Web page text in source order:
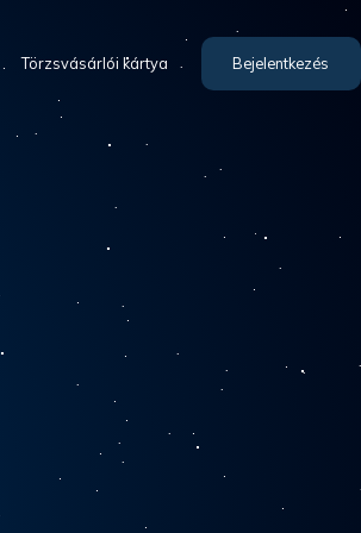
Törzsvásárlói kártya Bejelentkezés